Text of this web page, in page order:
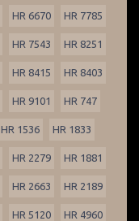
HR 6670 HR 7785
HR 7543 HR 8251
HR 8415 HR 8403
HR 9101 HR 747
HR 1536 HR 1833
HR 2279 HR 1881
HR 2663 HR 2189
HR 5120 HR 4960